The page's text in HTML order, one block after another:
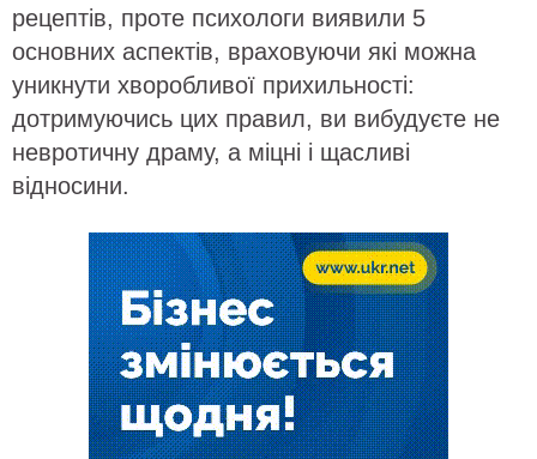
рецептів, проте психологи виявили 5
основних аспектів, враховуючи які можна
уникнути хворобливої прихильності:
дотримуючись цих правил, ви вибудуєте не
невротичну драму, а міцні і щасливі
відносини.